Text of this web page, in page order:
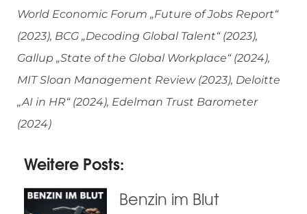
World Economic Forum „Future of Jobs Report“
(2023), BCG „Decoding Global Talent“ (2023),
Gallup „State of the Global Workplace“ (2024),
MIT Sloan Management Review (2023), Deloitte
„AI in HR“ (2024), Edelman Trust Barometer
(2024)
Weitere Posts:
Benzin im Blut